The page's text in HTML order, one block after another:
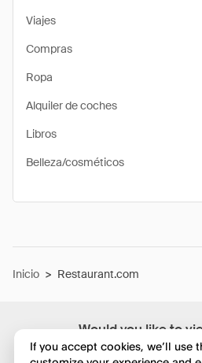
Would you like to
in
Viajes
Compras
Ropa
Alquiler de coches
Libros
Belleza/cosméticos
Inicio > Restaurant.com
If you accept cookies, we’ll use